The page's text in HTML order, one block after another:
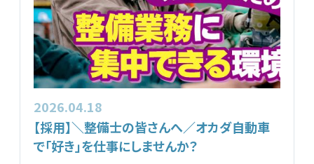
2026.04.18
【採用】＼整備士の皆さんへ／オカダ自動車
で「好き」を仕事にしませんか？